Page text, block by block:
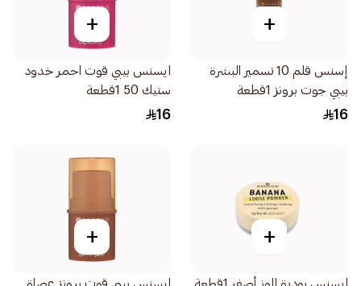
+
إسنس قلم 10 تسمير البشرة
بيبي جوت برونز 1قطعة
16
+
ايسنس بيبي قوت احمر خدود
ستيك 50 1قطعة
16
+
+